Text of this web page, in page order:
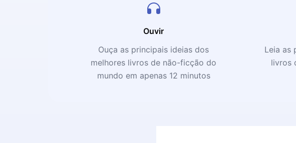
Ouvir
Ouça as principais ideias dos
melhores livros de não-ficção do
mundo em apenas 12 minutos
Leia as
livros